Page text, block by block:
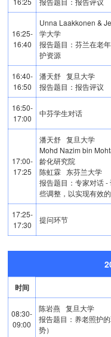
16:25-
16:40
Unna Laakkonen &
学大学
报告题目：芬兰在老
护资源
16:40-
16:50
潘天舒 复旦大学
报告题目：报告评议
16:50-
17:00
中芬学生对话
17:00-
17:25
潘天舒 复旦大学
Mohd Nazim bin
龄化研究院
陈虹霖 东芬兰大学
报告题目：专家对话
些调整，以实现有效
17:25-
17:30
提问环节
时间
08:30-
09:00
陈岩燕 复旦大学
报告题目：养老照护
势）